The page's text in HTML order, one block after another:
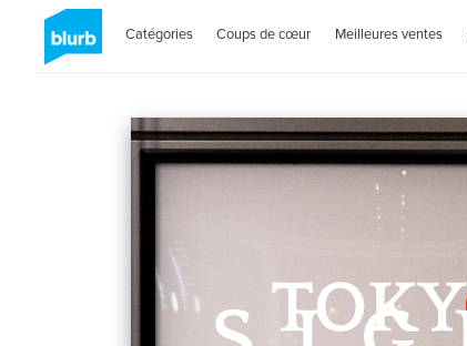
Catégories Coups de cœur Meilleures ventes